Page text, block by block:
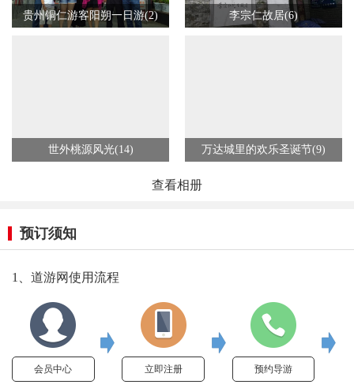
贵州铜仁游客阳朔一日游(2) 李宗仁故居(6)
世外桃源风光(14) 万达城里的欢乐圣诞节(9)
查看相册
预订须知
1、道游网使用流程
会员中心 立即注册 预约导游